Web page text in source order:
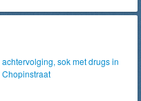
sok met drugs in